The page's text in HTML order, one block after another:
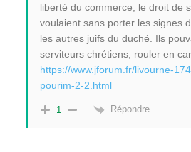
liberté du commerce, le droit de
voulaient sans porter les signes
les autres juifs du duché. Ils
serviteurs chrétiens, rouler en
https://www.jforum.fr/livourne-
pourim-2-2.html
1 Répondre